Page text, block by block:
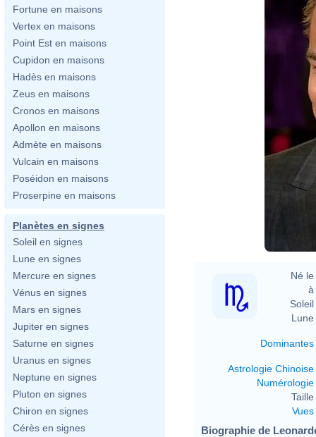
Fortune en maisons
Vertex en maisons
Point Est en maisons
Cupidon en maisons
Hadès en maisons
Zeus en maisons
Cronos en maisons
Apollon en maisons
Admète en maisons
Vulcain en maisons
Poséidon en maisons
Proserpine en maisons
Planètes en signes
Soleil en signes
Lune en signes
Mercure en signes
Vénus en signes
Mars en signes
Jupiter en signes
Saturne en signes
Uranus en signes
Neptune en signes
Pluton en signes
Chiron en signes
Cérès en signes
Né le
à
Soleil
Lune
Dominantes
Astrologie Chinoise
Numérologie
Taille
Vues
Biographie de